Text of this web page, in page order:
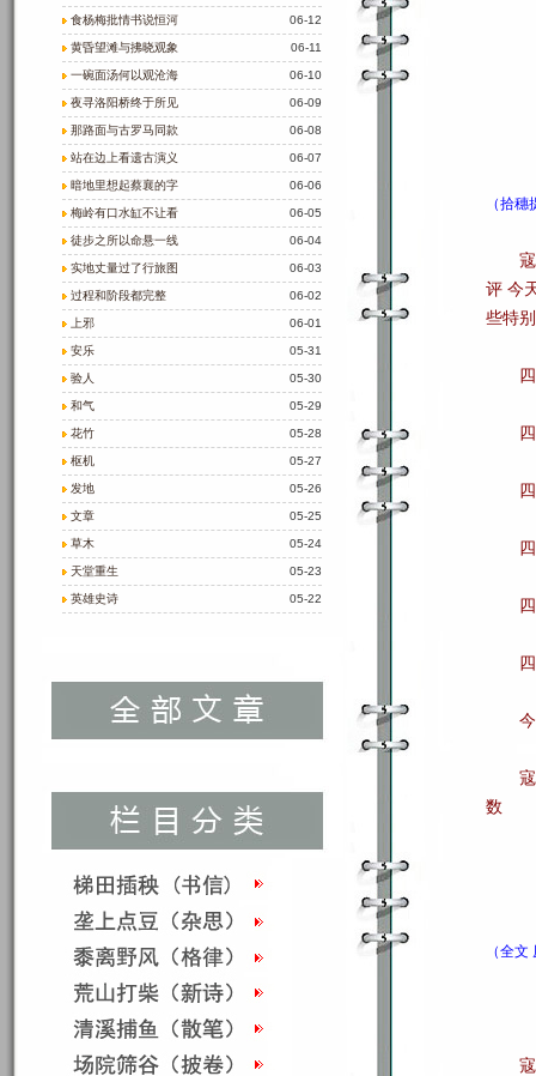
06-12
食杨梅批情书说恒河
06-11
黄昏望滩与拂晓观象
06-10
一碗面汤何以观沧海
06-09
夜寻洛阳桥终于所见
06-08
那路面与古罗马同款
06-07
站在边上看遗古演义
06-06
暗地里想起蔡襄的字
06-05
梅岭有口水缸不让看
06-04
徒步之所以命悬一线
06-03
实地丈量过了行旅图
06-02
过程和阶段都完整
06-01
上邪
05-31
安乐
05-30
验人
05-29
和气
05-28
花竹
05-27
枢机
05-26
发地
05-25
文章
05-24
草木
05-23
天堂重生
05-22
英雄史诗
（拾
评 今
些特
数
（全